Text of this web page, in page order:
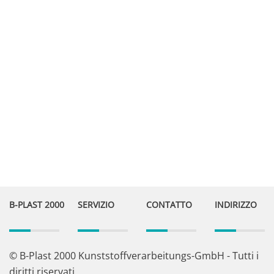
B-PLAST 2000 SERVIZIO CONTATTO INDIRIZZO
© B-Plast 2000 Kunststoffverarbeitungs-GmbH - Tutti i